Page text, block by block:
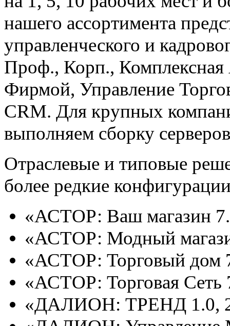
нашего ассортимента
управленческого и
Проф., Корп., Комплексная
Фирмой, Управление
CRM. Для крупных
выполняем сборку
Отраслевые и типовые
более редкие
«АСТОР: Ваш магазин
«АСТОР: Модный
«АСТОР: Торговый дом
«АСТОР: Торговая Сеть
«ДАЛИОН: ТРЕНД 1.0,